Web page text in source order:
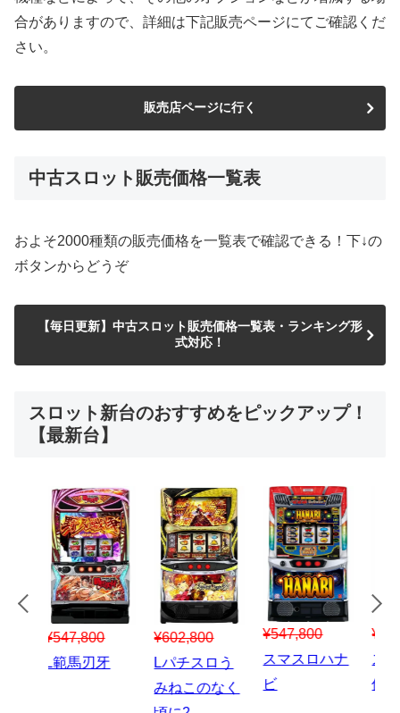
合がありますので、詳細は下記販売ページにてご確認くだ
さい。
販売店ページに行く
中古スロット販売価格一覧表
およそ2000種類の販売価格を一覧表で確認できる！下↓の
ボタンからどうぞ
【毎日更新】中古スロット販売価格一覧表・ランキング形
式対応！
スロット新台のおすすめをピックアップ！
【最新台】
¥547,800
スマスロハナ
¥150,000
スマスロ秘宝
伝
¥1,867,800
Lパチスロ 炎
炎ノ消防隊2